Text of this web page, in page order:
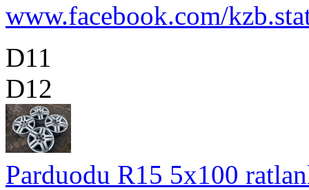
www.facebook.com/
D11
D12
Parduodu R15 5x100